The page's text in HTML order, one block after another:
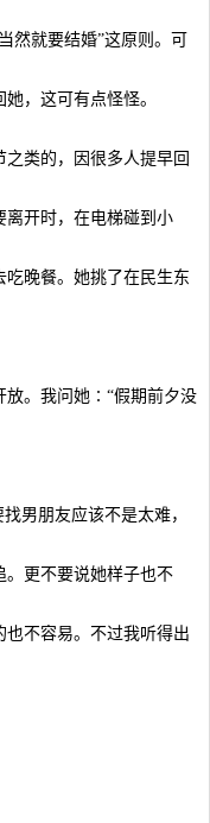
然就要结婚”这原则。可
，这可有点怪怪。
类的，因很多人提早回
离开时，在电梯碰到小
吃晚餐。她挑了在民生东
放。我问她∶“假期前夕没
男朋友应该不是太难，
。更不要说她样子也不
不容易。不过我听得出